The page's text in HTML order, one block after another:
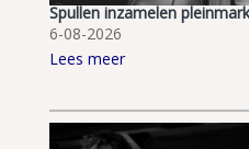
Spullen inzamelen
6-08-2026
Lees meer